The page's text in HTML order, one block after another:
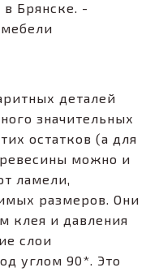
деталей
значительных
остатков (а для
можно и
ламели,
размеров. Они
клея и давления
слои
углом 90*. Это